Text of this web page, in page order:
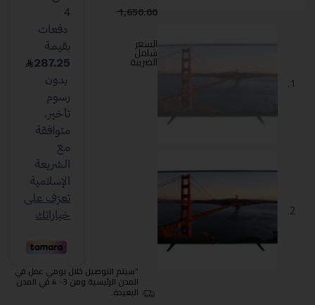
1,650.00
السعر
شامل
الضريبة
"سيتم التوصيل خلال يومي عمل في
المدن الرئيسية ومن 3- 4 في المدن
البعيدة.